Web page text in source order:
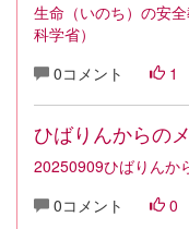
生命（いのち）の安
科学省）
0コメント
1
ひばりんからの
20250909ひばりんか
0コメント
0